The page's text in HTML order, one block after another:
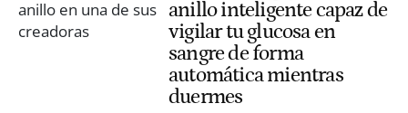
anillo inteligente capaz de
vigilar tu glucosa en
sangre de forma
automática mientras
duermes